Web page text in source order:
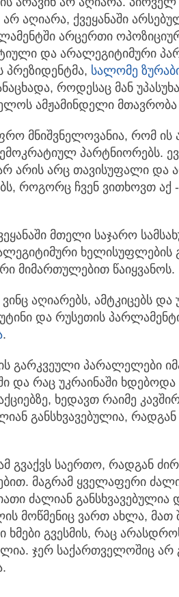
აღიარა, ქვეყანაში
არცერთი
და არალეგიტიმური
სალომე
როდესაც მან
ამჟამინდელი
მნიშვნელოვანია, რომ ის
პარტნიორებს.
არ არის არც თავისუფალი და
როგორც ჩვენ ვითხოვთ აქ -
მთელი საჯარო
ხელისუფლების
მიმართულებით წაიყვანოს.
აღიარებს, ამტკიცებს
და რუსეთის
.
გარკვეული პარალელები
და რაც უკრაინაში ხდებოდა
ხედავთ რაიმე
განსხვავებულია,
გვაქვს საერთო, რადგან
მაგრამ ყველაფერი
ძალიან განსხვავებულია
მოწმენიც ვართ ახლა, მათ
ხმები გვესმის, რაც
ჯერ საქართველოშიც არ